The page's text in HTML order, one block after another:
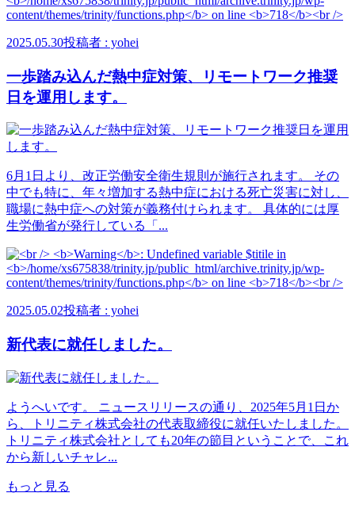
2025.05.30投稿者 : yohei
一歩踏み込んだ熱中症対策、リモートワーク推奨
日を運用します。
6月1日より、改正労働安全衛生規則が施行されます。 その
中でも特に、年々増加する熱中症における死亡災害に対し、
職場に熱中症への対策が義務付けられます。 具体的には厚
生労働省が発行している「...
2025.05.02投稿者 : yohei
新代表に就任しました。
ようへいです。 ニュースリリースの通り、2025年5月1日か
ら、トリニティ株式会社の代表取締役に就任いたしました。
トリニティ株式会社としても20年の節目ということで、これ
から新しいチャレ...
もっと見る